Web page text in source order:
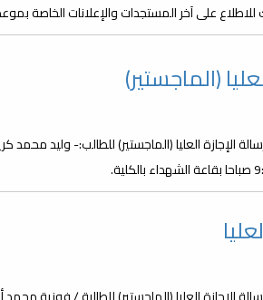
على آخر المستجدات والإعلانات الخاصة
(الماجستير)
العليا (الماجستير) للطالب:- وليد محمد